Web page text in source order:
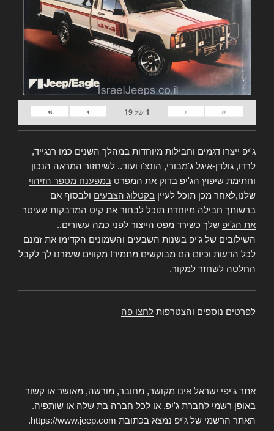
«
‹
1 של19
›
»
ג'יפ ייצרו דגמים וחבילות מיוחדות במהלך השנים כמו רנגייד,
לרדו, גולדן-איגל ג'מבורי, הונצ'ו ועוד.. לשיחזור המראה הנכון
וחתימת שיפוץ הג'יפ בדוק את המפרט במפענח מספר הזיהוי
שלנו,לאחר מכן תוכל לעיין בקטלוג הצבעים ולבסוף אם
ברשותך חבילה מיוחדת תוכל לבחור את קיט המדבקות שעיטר
את הג'יפ שלך כשירד מפס הייצור לפני כמה עשורים..
השילובים של ג'יפ בשנות השבעים והשמונים הקדימו את זמנם
לכל הדעות וכיום הם מבוקשים מתמיד! מקווים שעזרנו לך לקבל
החלטה לשחזר למקור.
לפרטים נוספים והצטרפות לחצו פה
אתר ג'יפי ישראל אינו מקושר, מחובר, מורשה, מאושר או קשור
באופן רשמי לחברת ג'יפ, או לכל חברה בת שלה או שותפיה.
האתר הרשמי של ג'יפ נמצא בכתובת https://www.jeep.com.